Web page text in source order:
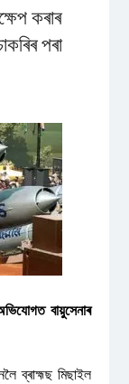
কৰাৰ
পৰা
বায়ুসেনাৰ
ব্ৰাহ্মছ মিছাইল